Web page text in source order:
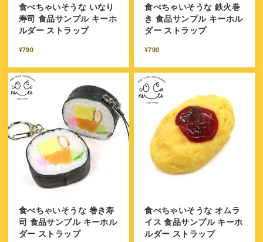
食べちゃいそうな いなり
寿司 食品サンプル キーホ
ルダー ストラップ
¥790
食べちゃいそうな 鉄火巻
き 食品サンプル キーホル
ダー ストラップ
¥790
食べちゃいそうな 巻き寿
司 食品サンプル キーホル
ダー ストラップ
食べちゃいそうな オムラ
イス 食品サンプル キーホ
ルダー ストラップ